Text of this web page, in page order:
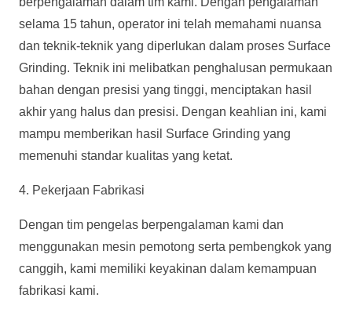
selama 15 tahun, operator ini telah memahami nuansa
dan teknik-teknik yang diperlukan dalam proses Surface
Grinding. Teknik ini melibatkan penghalusan permukaan
bahan dengan presisi yang tinggi, menciptakan hasil
akhir yang halus dan presisi. Dengan keahlian ini, kami
mampu memberikan hasil Surface Grinding yang
memenuhi standar kualitas yang ketat.
4. Pekerjaan Fabrikasi
Dengan tim pengelas berpengalaman kami dan
menggunakan mesin pemotong serta pembengkok yang
canggih, kami memiliki keyakinan dalam kemampuan
fabrikasi kami.